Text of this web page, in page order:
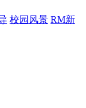
校园风景 RM新